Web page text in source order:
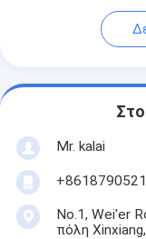
Mr. kalai
No.1, Wei'er
πόλη